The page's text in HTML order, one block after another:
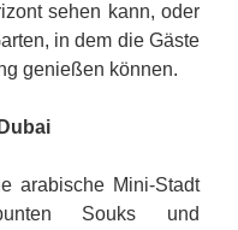
sehen kann, oder
in dem die Gäste
genießen können.
arabische Mini-Stadt
Souks und